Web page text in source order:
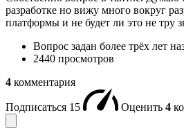
разработке но вижу много вокруг
платформы и не будет ли это не тру
Вопрос задан более трёх лет
2440 просмотров
4 комментария
Подписаться 15 Оценить 4